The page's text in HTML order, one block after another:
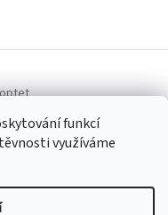
funkcí
využíváme
práva vyhrazena.